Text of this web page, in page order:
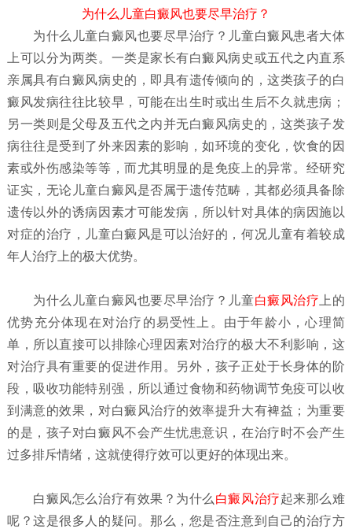
为什么儿童白癜风也要尽早治疗？
为什么儿童白癜风也要尽早治疗？ 儿童白癜风患者大体
上可以分为两类。一类是家长有白癜风病史或五代之内直系
亲属具有白癜风病史的，即具有遗传倾向的，这类孩子的白
癜风发病往往比较早，可能在出生时或出生后不久就患病；
另一类则是父母及五代之内并无白癜风病史的，这类孩子发
病往往是受到了外来因素的影响，如环境的变化，饮食的因
素或外伤感染等等，而尤其明显的是免疫上的异常。经研究
证实，无论儿童白癜风是否属于遗传范畴，其都必须具备除
遗传以外的诱病因素才可能发病，所以针对具体的病因施以
对症的治疗，儿童白癜风是可以治好的，何况儿童有着较成
年人治疗上的极大优势。
为什么儿童白癜风也要尽早治疗？ 儿童白癜风治疗 上的
优势充分体现在对治疗的易受性上。由于年龄小，心理简
单，所以直接可以排除心理因素对治疗的极大不利影响，这
对治疗具有重要的促进作用。另外，孩子正处于长身体的阶
段，吸收功能特别强，所以通过食物和药物调节免疫可以收
到满意的效果，对白癜风治疗的效率提升大有裨益；为重要
的是，孩子对白癜风不会产生忧患意识，在治疗时不会产生
过多排斥情绪，这就使得疗效可以更好的体现出来。
白癜风怎么治疗有效果？ 为什么 白癜风治疗起来那么难
呢？这是很多人的疑问。那么，您是否注意到自己的治疗方